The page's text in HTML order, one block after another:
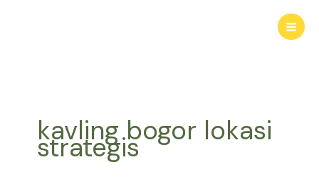
kavling bogor lokasi
strategis